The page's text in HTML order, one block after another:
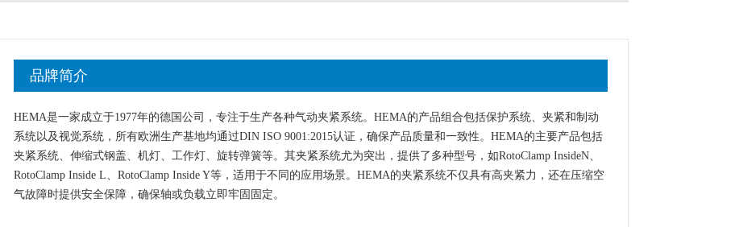
品牌简介
HEMA是一家成立于1977年的德国公司，专注于生产各种气动夹紧系统。HEMA的产品组合包括保护系统、夹紧和制动
系统以及视觉系统，所有欧洲生产基地均通过DIN ISO 9001:2015认证，确保产品质量和一致性。HEMA的主要产品包括
夹紧系统、伸缩式钢盖、机灯、工作灯、旋转弹簧等。其夹紧系统尤为突出，提供了多种型号，如RotoClamp InsideN、
RotoClamp Inside L、RotoClamp Inside Y等，适用于不同的应用场景。HEMA的夹紧系统不仅具有高夹紧力，还在压缩空
气故障时提供安全保障，确保轴或负载立即牢固固定。